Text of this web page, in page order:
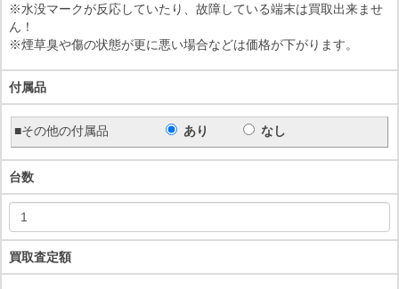
※水没マークが反応していたり、故障している端末は買取出来ませ
ん！
※煙草臭や傷の状態が更に悪い場合などは価格が下がります。
付属品
■その他の付属品 あり なし
台数
買取査定額